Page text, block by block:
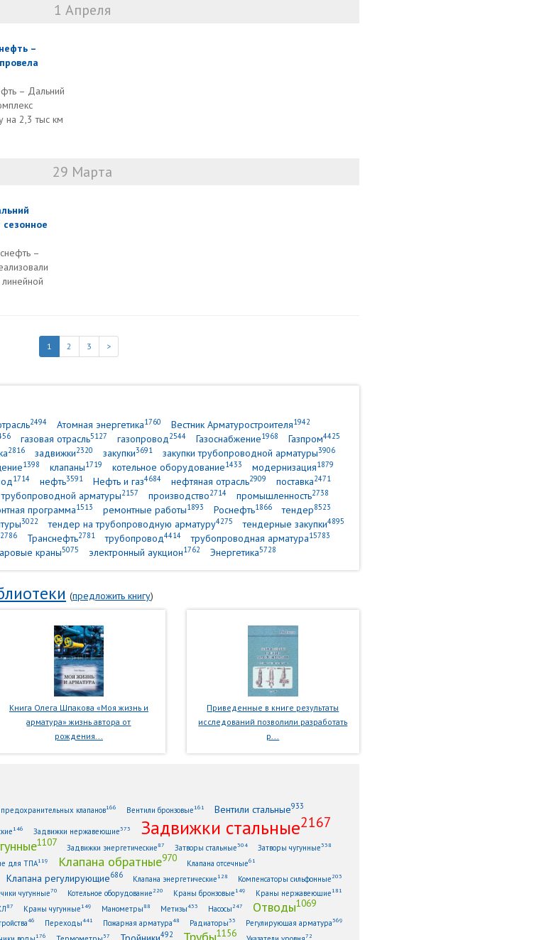
1 Апреля
–
– Дальний
на 2,3 тыс км
29 Марта
сезонное
–
1 2 3 >
2494 Атомная энергетика1760 Вестник Арматуростроителя1942
газовая отрасль5127 газопровод2544 Газоснабжение1968 Газпром4425
2816 задвижки2320 закупки3691 закупки трубопроводной арматуры3906
1398 клапаны1719 котельное оборудование1433 модернизация1879
1714 нефть3591 Нефть и газ4684 нефтяная отрасль2909 поставка2471
трубопроводной арматуры2157 производство2714 промышленность2738
программа1513 ремонтные работы1893 Роснефть1866 тендер8523
3022 тендер на трубопроводную арматуру4275 тендерные закупки4895
2786 Транснефть2781 трубопровод4414 трубопроводная арматура15783
краны5075 электронный аукцион1762 Энергетика5728
(предложить книгу)
Книга Олега Шпакова «Моя жизнь и
арматура» жизнь автора от
рождения...
Приведенные в книге результаты
исследований позволили разработать
р...
предохранительных клапанов166 Вентили бронзовые161 Вентили стальные933
146 Задвижки нержавеющие373 Задвижки стальные2167
1107 Задвижки энергетические87 Затворы стальные304 Затворы чугунные338
для ТПА119 Клапана обратные970 Клапана отсечные61
Клапана регулирующие686 Клапана энергетические128 Компенсаторы сильфонные203
чугунные70 Котельное оборудование220 Краны бронзовые149 Краны нержавеющие181
87 Краны чугунные149 Манометры88 Метизы433 Насосы247 Отводы1069
46 Переходы441 Пожарная арматура48 Радиаторы33 Регулирующая арматура369
176 57 492 Трубы1156 72